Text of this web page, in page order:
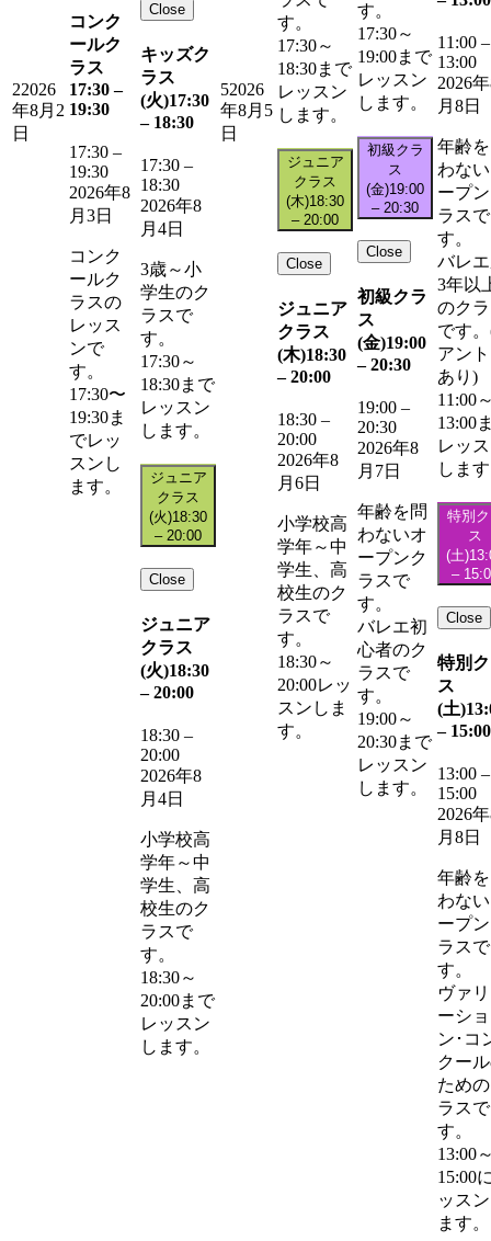
22026
年8月2
日
コンク
ールク
ラス
17:30 –
19:30
17:30 –
19:30
2026年8
月3日
コンク
ールク
ラスの
レッス
ンで
す。
17:30〜
19:30ま
でレッ
スンし
ます。
Close
キッズク
ラス
(火)17:30
– 18:30
17:30 –
18:30
2026年8
月4日
3歳～小
学生のク
ラスで
す。
17:30～
18:30まで
レッスン
します。
ジュニア
クラス
(火)18:30
– 20:00
Close
ジュニア
クラス
(火)18:30
– 20:00
18:30 –
20:00
2026年8
月4日
小学校高
学年～中
学生、高
校生のク
ラスで
す。
18:30～
20:00まで
レッスン
します。
52026
年8月5
日
す。
17:30～
18:30まで
レッスン
します。
ジュニア
クラス
(木)18:30
– 20:00
Close
ジュニア
クラス
(木)18:30
– 20:00
18:30 –
20:00
2026年8
月6日
小学校高
学年～中
学生、高
校生のク
ラスで
す。
18:30～
20:00レッ
スンしま
す。
す。
17:30～
19:00まで
レッスン
します。
初級クラ
ス
(金)19:00
– 20:30
Close
初級クラ
ス
(金)19:00
– 20:30
19:00 –
20:30
2026年8
月7日
年齢を問
わないオ
ープンク
ラスで
す。
バレエ初
心者のク
ラスで
す。
19:00～
20:30まで
レッスン
します。
11:00 –
13:00
2026
月8日
年齢
わな
ープ
ラスで
す。
バレ
3年以
のク
です
アン
あり)
11:00
13:00
レッ
しま
特別
ス
(土)
–
Close
特別
ス
(土)
– 15:00
13:00 –
15:00
2026
月8日
年齢
わな
ープ
ラスで
す。
ヴァ
ーショ
ン･コ
クー
ため
ラスで
す。
13:00
15:00
ッス
ます。